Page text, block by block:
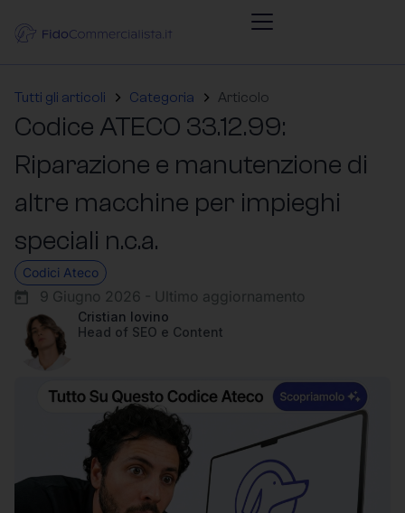
Tutti gli articoli Categoria Articolo
Codice ATECO 33.12.99:
Riparazione e manutenzione di
altre macchine per impieghi
speciali n.c.a.
Codici Ateco
9 Giugno 2026 - Ultimo aggiornamento
Cristian Iovino
Head of SEO e Content